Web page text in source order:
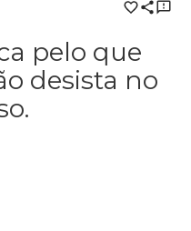
pelo que
desista no